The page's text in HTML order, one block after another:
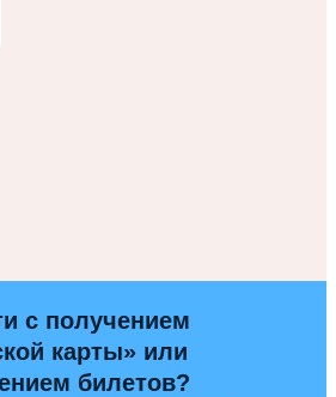
с получением
карты» или
билетов?